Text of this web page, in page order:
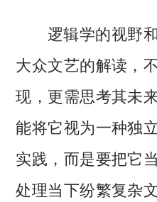
逻辑学的视野和
大众文艺的解读，
现，更需思考其未
能将它视为一种独
实践，而是要把它
处理当下纷繁复杂